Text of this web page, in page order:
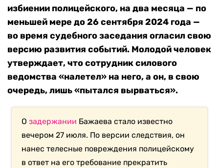
избиении полицейского, на два месяца — по
меньшей мере до 26 сентября 2024 года —
во время судебного заседания огласил свою
версию развития событий. Молодой человек
утверждает, что сотрудник силового
ведомства «налетел» на него, а он, в свою
очередь, лишь «пытался вырваться».
Озадержании Бажаева стало известно
вечером 27 июля. По версии следствия, он
нанес телесные повреждения полицейскому
в ответ на его требование прекратить